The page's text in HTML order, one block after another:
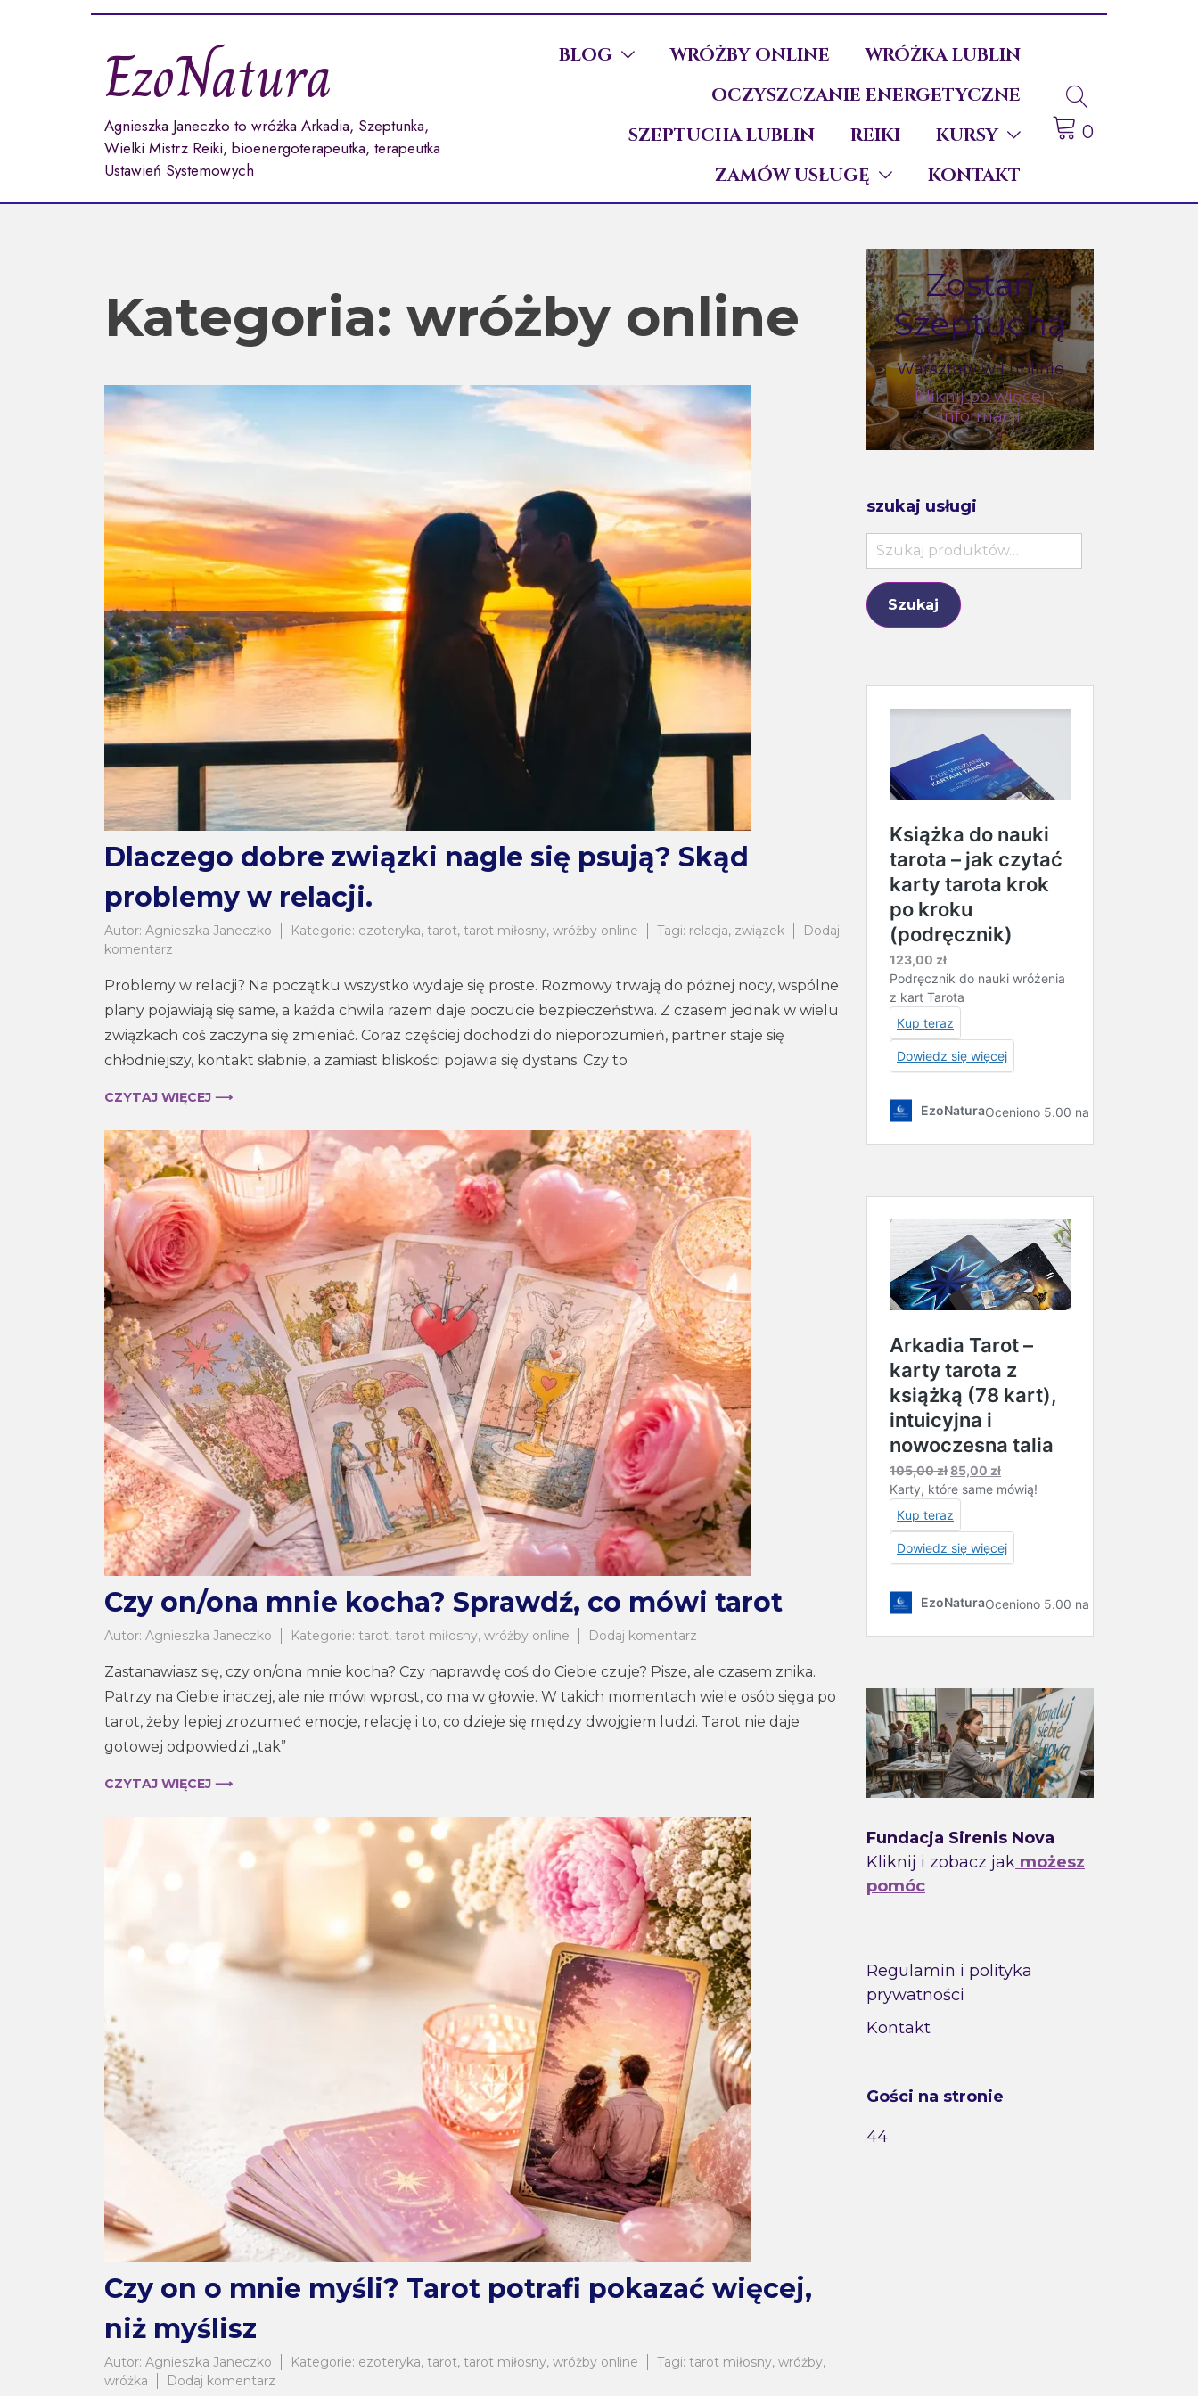
EzoNatura
Agnieszka Janeczko to wróżka Arkadia, Szeptunka,
Wielki Mistrz Reiki, bioenergoterapeutka, terapeutka
Ustawień Systemowych
BLOG WRÓŻBY ONLINE
WRÓŻKA LUBLIN
OCZYSZCZANIE ENERGETYCZNE
SZEPTUCHA LUBLIN
REIKI
KURSY
ZAMÓW USŁUGĘ
KONTAKT
0
Kategoria: wróżby online
Dlaczego dobre związki nagle się psują? Skąd
problemy w relacji.
Autor: Agnieszka Janeczko Kategorie: ezoteryka, tarot, tarot miłosny, wróżby online Tagi: relacja, związek
Dodaj
komentarz
dobre
związki
się
psują?
problemy
relacji.
Problemy w relacji? Na początku wszystko wydaje się proste. Rozmowy trwają do późnej nocy, wspólne
plany pojawiają się same, a każda chwila razem daje poczucie bezpieczeństwa. Z czasem jednak w wielu
związkach coś zaczyna się zmieniać. Coraz częściej dochodzi do nieporozumień, partner staje się
chłodniejszy, kontakt słabnie, a zamiast bliskości pojawia się dystans. Czy to
CZYTAJ WIĘCEJ ⟶
Czy on/ona mnie kocha? Sprawdź, co mówi tarot
Autor: Agnieszka Janeczko Kategorie: tarot, tarot miłosny, wróżby online Dodaj komentarz
on/ona
mnie
Sprawdź,
Zastanawiasz się, czy on/ona mnie kocha? Czy naprawdę coś do Ciebie czuje? Pisze, ale czasem znika.
Patrzy na Ciebie inaczej, ale nie mówi wprost, co ma w głowie. W takich momentach wiele osób sięga po
tarot, żeby lepiej zrozumieć emocje, relację i to, co dzieje się między dwojgiem ludzi. Tarot nie daje
gotowej odpowiedzi „tak”
CZYTAJ WIĘCEJ ⟶
Czy on o mnie myśli? Tarot potrafi pokazać więcej,
niż myślisz
Autor: Agnieszka Janeczko Kategorie: ezoteryka, tarot, tarot miłosny, wróżby online Tagi: tarot miłosny, wróżby,
wróżka
Dodaj komentarz
Zostań
Szeptuchą
Warsztaty w Lublinie
Kliknij po więcej
informacji
szukaj usługi
Szukaj:
Szukaj
Fundacja Sirenis Nova
Kliknij i zobacz jak możesz
pomóc
Regulamin i polityka
prywatności
Kontakt
Gości na stronie
44